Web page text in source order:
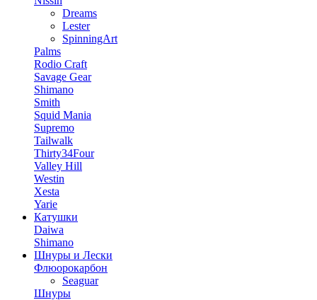
Dreams
Lester
SpinningArt
Palms
Rodio Craft
Savage Gear
Shimano
Smith
Squid Mania
Supremo
Tailwalk
Thirty34Four
Valley Hill
Westin
Xesta
Yarie
Катушки
Daiwa
Shimano
Шнуры и Лески
Флюорокарбон
Seaguar
Шнуры